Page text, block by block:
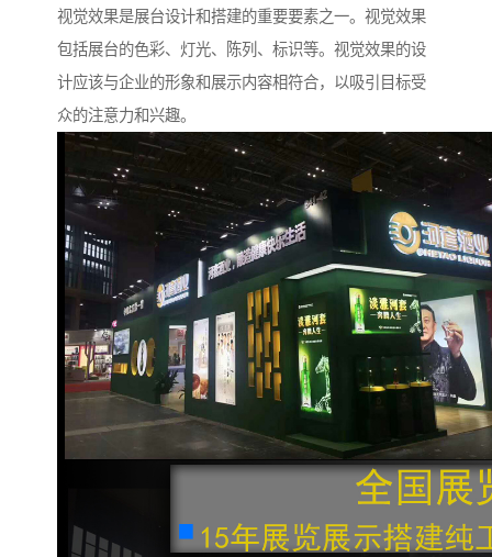
视觉效果是展台设计和搭建的重要要素之一。视觉效果
包括展台的色彩、灯光、陈列、标识等。视觉效果的设
计应该与企业的形象和展示内容相符合，以吸引目标受
众的注意力和兴趣。